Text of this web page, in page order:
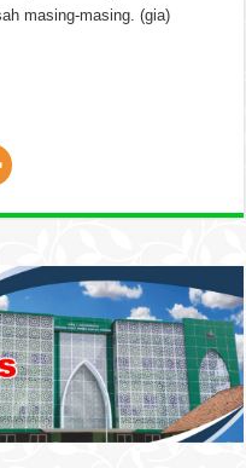
masing-masing. (gia)